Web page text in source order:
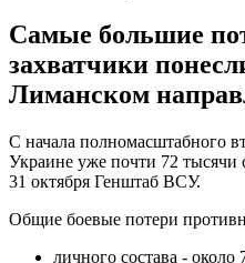
Самые большие
захватчики
Лиманском
С начала полномасштабного
Украине уже почти 72 тысячи
31 октября Генштаб ВСУ.
Общие боевые потери
личного состава - около